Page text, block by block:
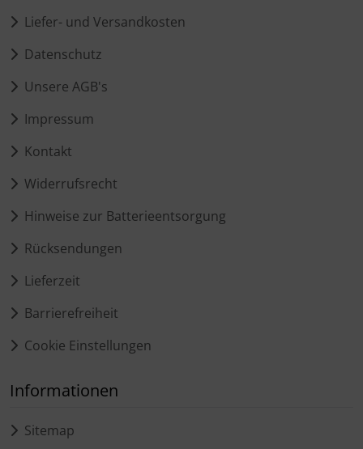
Liefer- und Versandkosten
Datenschutz
Unsere AGB's
Impressum
Kontakt
Widerrufsrecht
Hinweise zur Batterieentsorgung
Rücksendungen
Lieferzeit
Barrierefreiheit
Cookie Einstellungen
Informationen
Sitemap